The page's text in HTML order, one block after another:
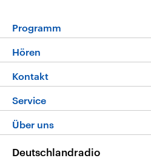
Programm
Programm
Die Nachrichten
Nachrichtenleicht
Neue Beiträge auf dlf.de
Hören
Livestream
Podcasts
Deutschlandfunk App
Nachrichten App
Kontakt
Hörerservice
Service
FAQ
Über uns
Deutschlandradio